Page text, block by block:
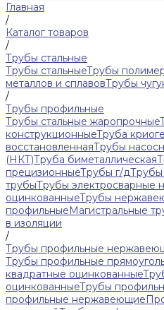
Главная
/
Каталог товаров
/
Трубы стальные
Трубы стальныеТрубы
металлов и сплавовТрубы
/
Трубы профильные
Трубы стальные жаропрочные
конструкционныеТруба
восстановленнаяТрубы
(НКТ)Труба биметаллическая
прецизионныеТрубы г/д
трубыТрубы электросварные
оцинкованныеТрубы
профильныеМагистральные
в изоляции
/
Трубы профильные
Трубы профильные
квадратные оцинкованные
оцинкованныеТрубы
профильные нержавеющие